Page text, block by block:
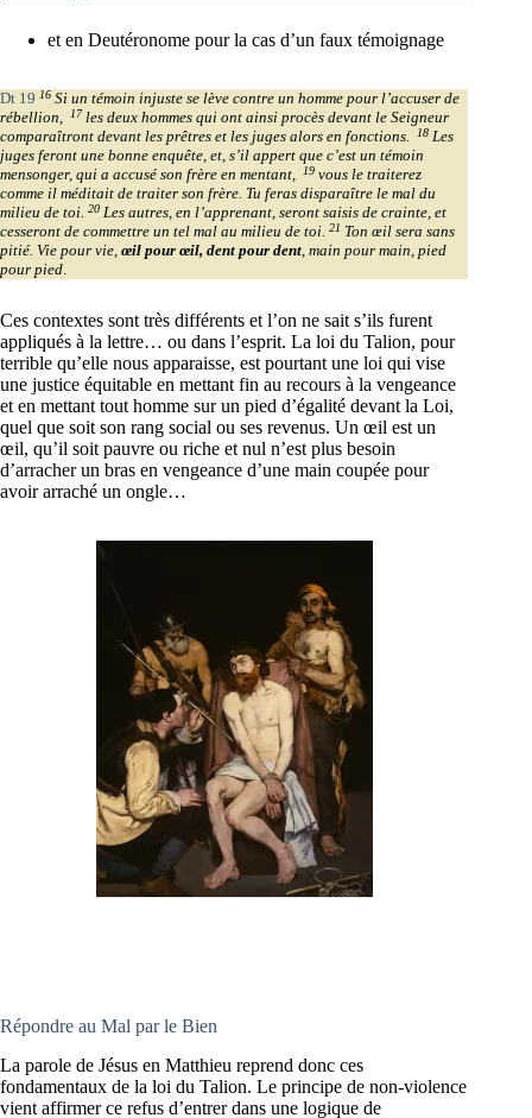
et en Deutéronome pour la cas d’un faux témoignage
Dt 19 16 Si un témoin injuste se lève contre un homme pour l’accuser de
rébellion,
17 les deux hommes qui ont ainsi procès devant le Seigneur
comparaîtront devant les prêtres et les juges alors en fonctions.
18 Les
juges feront une bonne enquête, et, s’il appert que c’est un témoin
mensonger, qui a accusé son frère en mentant,
19 vous le traiterez
comme il méditait de traiter son frère. Tu feras disparaître le mal du
milieu de toi. 20 Les autres, en l’apprenant, seront saisis de crainte, et
cesseront de commettre un tel mal au milieu de toi. 21 Ton œil sera sans
pitié. Vie pour vie, œil pour œil, dent pour dent, main pour main, pied
pour pied.
Ces contextes sont très différents et l’on ne sait s’ils furent
appliqués à la lettre… ou dans l’esprit. La loi du Talion, pour
terrible qu’elle nous apparaisse, est pourtant une loi qui vise
une justice équitable en mettant fin au recours à la vengeance
et en mettant tout homme sur un pied d’égalité devant la Loi,
quel que soit son rang social ou ses revenus. Un œil est un
œil, qu’il soit pauvre ou riche et nul n’est plus besoin
d’arracher un bras en vengeance d’une main coupée pour
avoir arraché un ongle…
Répondre au Mal par le Bien
La parole de Jésus en Matthieu reprend donc ces
fondamentaux de la loi du Talion. Le principe de non-violence
vient affirmer ce refus d’entrer dans une logique de